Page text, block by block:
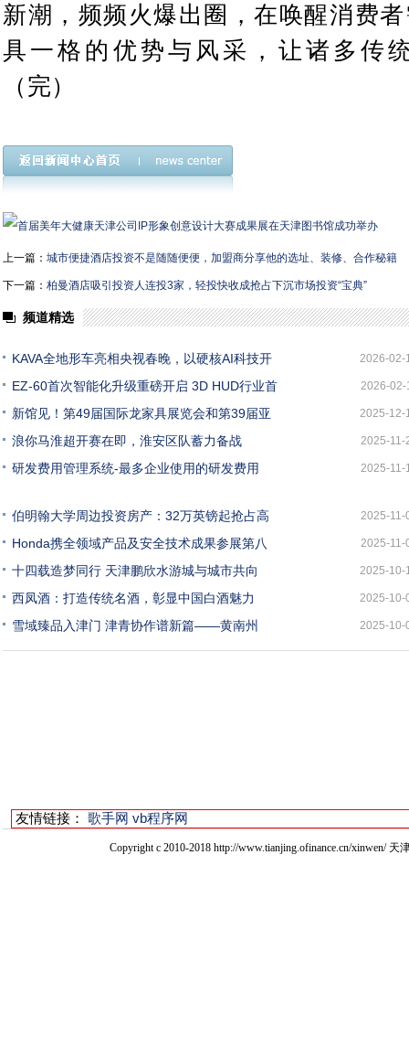
新潮，频频火爆出圈，在唤醒消费
具一格的优势与风采，让诸多传
（完）
上一篇： 城市便捷酒店投资不是随随便便，加盟商分享他的选址、装修、合作秘籍
下一篇： 柏曼酒店吸引投资人连投3家，轻投快收成抢占下沉市场投资“宝典”
频道精选
KAVA全地形车亮相央视春晚，以硬核AI科技开 2026-02-
EZ-60首次智能化升级重磅开启 3D HUD行业首 2026-02-
新馆见！第49届国际龙家具展览会和第39届亚 2025-12-
浪你马淮超开赛在即，淮安区队蓄力备战 2025-11-
研发费用管理系统-最多企业使用的研发费用 2025-11-
伯明翰大学周边投资房产：32万英镑起抢占高 2025-11-
Honda携全领域产品及安全技术成果参展第八 2025-11-
十四载造梦同行 天津鹏欣水游城与城市共向 2025-10-
西凤酒：打造传统名酒，彰显中国白酒魅力 2025-10-
雪域臻品入津门 津青协作谱新篇——黄南州 2025-10-
友情链接： 歌手网 vb程序网
Copyright c 2010-2018 http://www.tianjing.ofinance.cn/xinwen/